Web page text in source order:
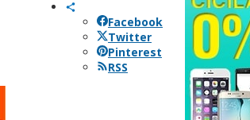
Facebook
Twitter
Pinterest
RSS